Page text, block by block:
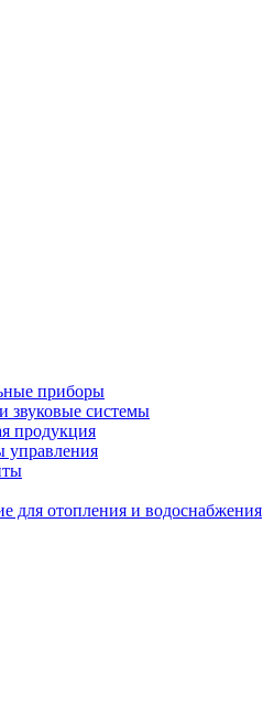
приборы
звуковые системы
продукция
управления
для отопления и водоснабжения